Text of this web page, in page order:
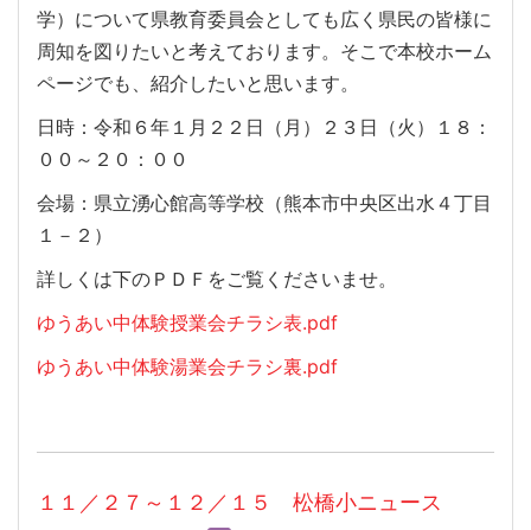
学）について県教育委員会としても広く県民の皆様に
周知を図りたいと考えております。そこで本校ホーム
ページでも、紹介したいと思います。
日時：令和６年１月２２日（月）２３日（火）１８：
００～２０：００
会場：県立湧心館高等学校（熊本市中央区出水４丁目
１－２）
詳しくは下のＰＤＦをご覧くださいませ。
ゆうあい中体験授業会チラシ表.pdf
ゆうあい中体験湯業会チラシ裏.pdf
１１／２７～１２／１５ 松橋小ニュース